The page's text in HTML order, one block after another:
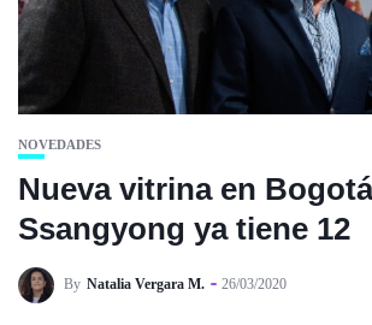
NOVEDADES
Nueva vitrina en
Ssangyong ya tiene 12
By Natalia Vergara M. 26/03/2020